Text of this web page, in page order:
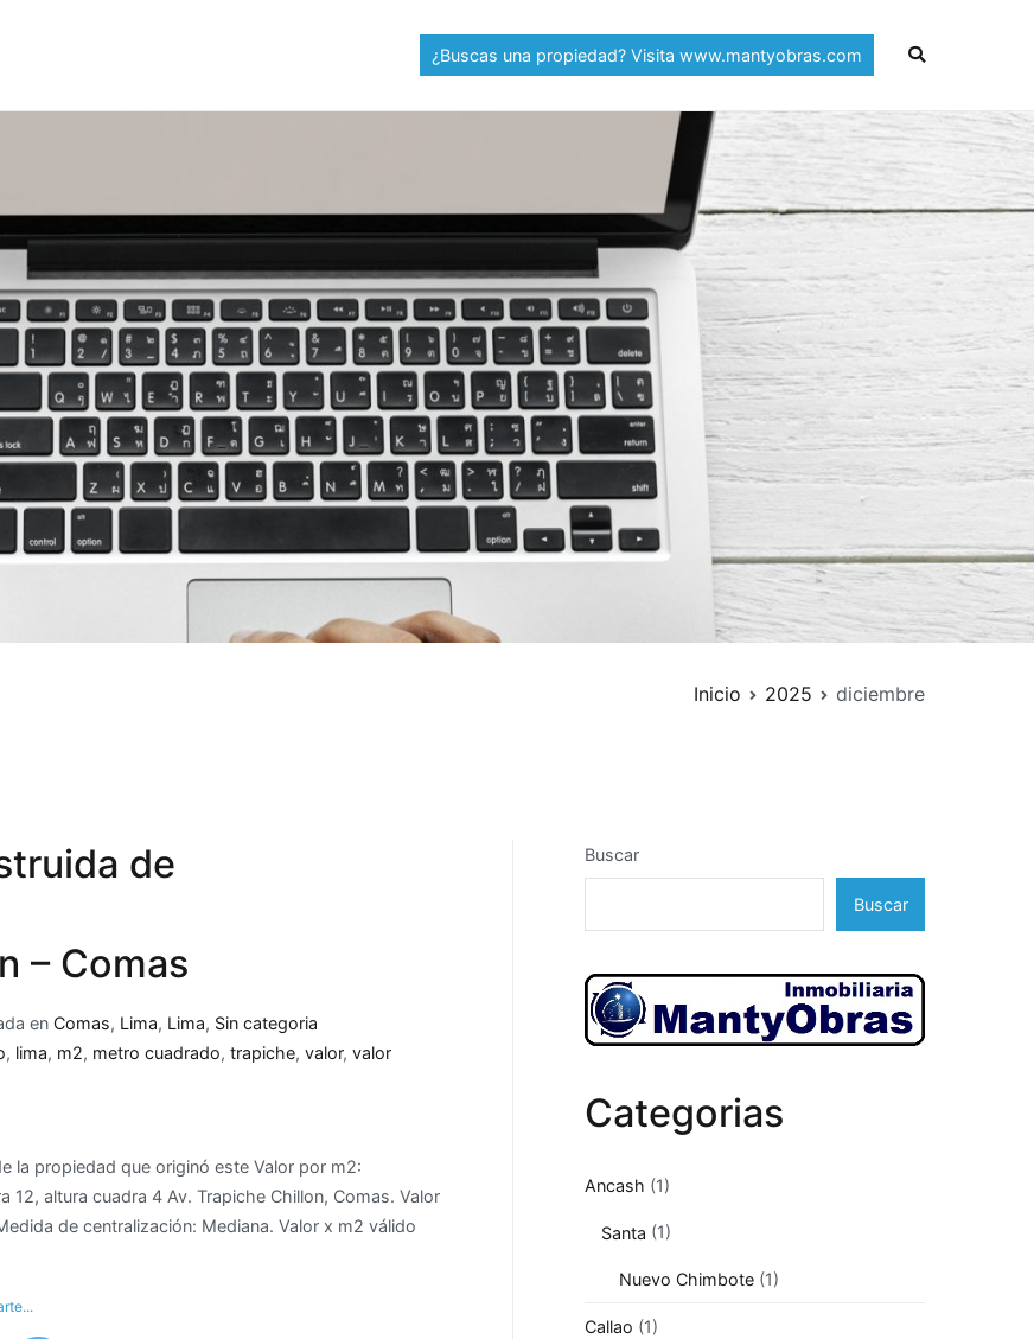
¿Buscas una propiedad? Visita www.mantyobras.com
Inicio 2025 diciembre
de
– Comas
enComas, Lima, Lima, Sin categoria
, lima, m2, metro cuadrado, trapiche, valor, valor
la propiedad que originó este Valor por m2:
12, altura cuadra 4 Av. Trapiche Chillon, Comas. Valor
de centralización: Mediana. Valor x m2 válido
Buscar
Buscar
Categorias
Ancash (1)
Santa (1)
Nuevo Chimbote(1)
Callao (1)